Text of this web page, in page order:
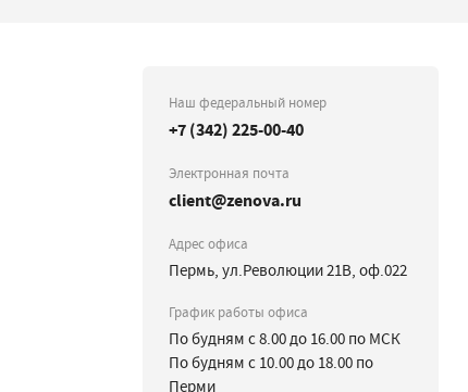
Наш федеральный номер
+7 (342) 225-00-40
Электронная почта
client@zenova.ru
Адрес офиса
Пермь, ул.Революции 21В, оф.022
График работы офиса
По будням с 8.00 до 16.00 по МСК
По будням с 10.00 до 18.00 по
Перми